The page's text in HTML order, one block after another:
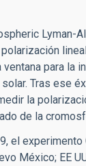
para
Tras ese
la
de la
el
México; EE